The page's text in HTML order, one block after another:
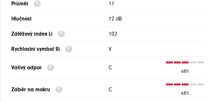
Průměr 17
Hlučnost 72 dB
Zátěžový index Li 102
Rychlostní symbol Si V
Valivý odpor C
68%
Záběr na mokru C
68%